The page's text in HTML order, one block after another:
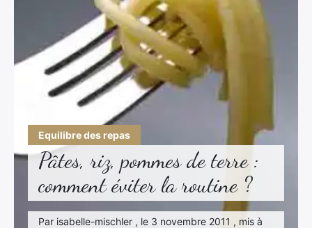
Equilibre des repas
Pâtes, riz, pommes de terre :
comment éviter la routine ?
Par isabelle-mischler , le 3 novembre 2011 , mis à